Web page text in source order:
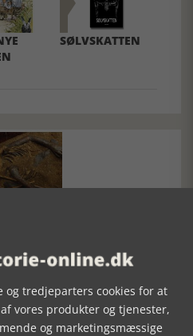
SØLVSKATTEN
i verden på Museum
og tredjeparters cookies for at
vores produkter og tjenester,
og marketingsmæssige